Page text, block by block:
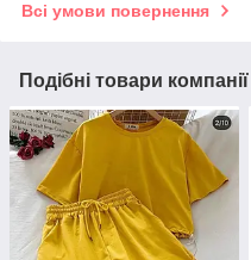
Всі умови повернення
Подібні товари компанії